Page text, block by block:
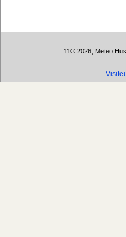
11© 2026, Meteo